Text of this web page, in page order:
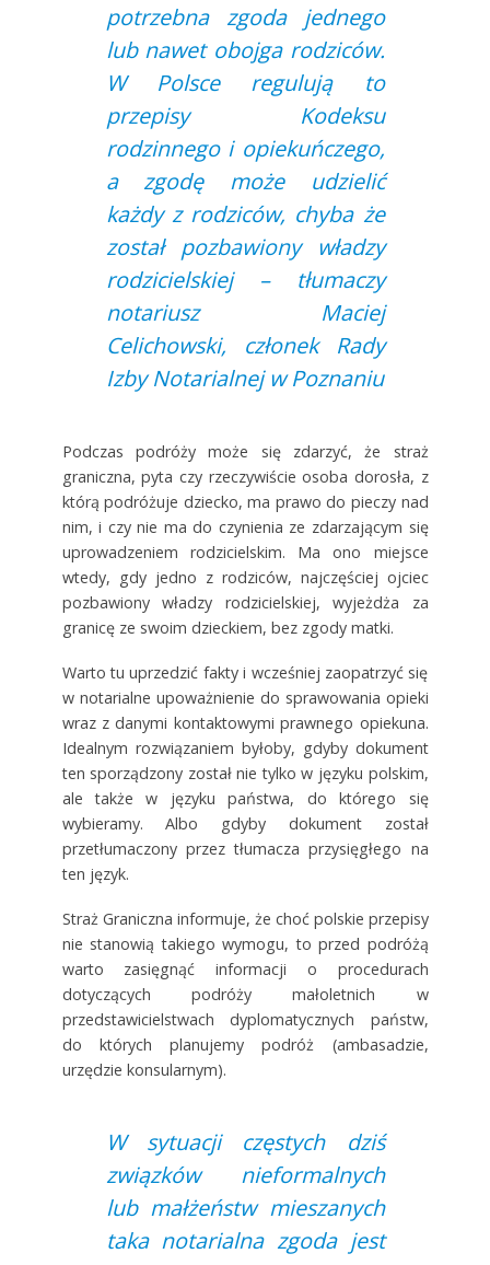
potrzebna zgoda jednego
lub nawet obojga rodziców.
W Polsce regulują to
przepisy Kodeksu
rodzinnego i opiekuńczego,
a zgodę może udzielić
każdy z rodziców, chyba że
został pozbawiony władzy
rodzicielskiej – tłumaczy
notariusz Maciej
Celichowski, członek Rady
Izby Notarialnej w Poznaniu
Podczas podróży może się zdarzyć, że straż
graniczna, pyta czy rzeczywiście osoba dorosła, z
którą podróżuje dziecko, ma prawo do pieczy nad
nim, i czy nie ma do czynienia ze zdarzającym się
uprowadzeniem rodzicielskim. Ma ono miejsce
wtedy, gdy jedno z rodziców, najczęściej ojciec
pozbawiony władzy rodzicielskiej, wyjeżdża za
granicę ze swoim dzieckiem, bez zgody matki.
Warto tu uprzedzić fakty i wcześniej zaopatrzyć się
w notarialne upoważnienie do sprawowania opieki
wraz z danymi kontaktowymi prawnego opiekuna.
Idealnym rozwiązaniem byłoby, gdyby dokument
ten sporządzony został nie tylko w języku polskim,
ale także w języku państwa, do którego się
wybieramy. Albo gdyby dokument został
przetłumaczony przez tłumacza przysięgłego na
ten język.
Straż Graniczna informuje, że choć polskie przepisy
nie stanowią takiego wymogu, to przed podróżą
warto zasięgnąć informacji o procedurach
dotyczących podróży małoletnich w
przedstawicielstwach dyplomatycznych państw,
do których planujemy podróż (ambasadzie,
urzędzie konsularnym).
W sytuacji częstych dziś
związków nieformalnych
lub małżeństw mieszanych
taka notarialna zgoda jest